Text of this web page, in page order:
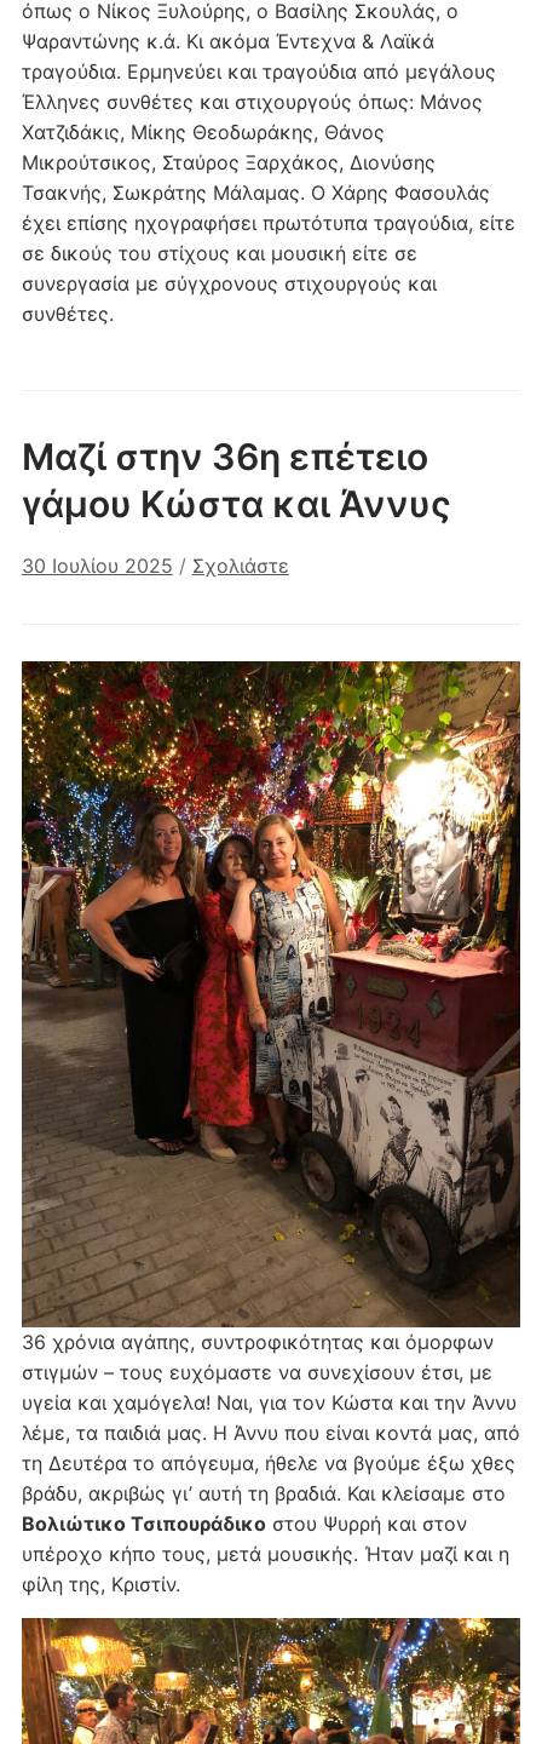
όπως ο Νίκος Ξυλούρης, ο Βασίλης Σκουλάς, ο
Ψαραντώνης κ.ά. Κι ακόμα Έντεχνα & Λαϊκά
τραγούδια. Ερμηνεύει και τραγούδια από μεγάλους
Έλληνες συνθέτες και στιχουργούς όπως: Μάνος
Χατζιδάκις, Μίκης Θεοδωράκης, Θάνος
Μικρούτσικος, Σταύρος Ξαρχάκος, Διονύσης
Τσακνής, Σωκράτης Μάλαμας. Ο Χάρης Φασουλάς
έχει επίσης ηχογραφήσει πρωτότυπα τραγούδια, είτε
σε δικούς του στίχους και μουσική είτε σε
συνεργασία με σύγχρονους στιχουργούς και
συνθέτες.
Μαζί στην 36η επέτειο
γάμου Κώστα και Άννυς
30 Ιουλίου 2025 / Σχολιάστε
36 χρόνια αγάπης, συντροφικότητας και όμορφων
στιγμών – τους ευχόμαστε να συνεχίσουν έτσι, με
υγεία και χαμόγελα! Ναι, για τον Κώστα και την Άννυ
λέμε, τα παιδιά μας. Η Άννυ που είναι κοντά μας, από
τη Δευτέρα το απόγευμα, ήθελε να βγούμε έξω χθες
βράδυ, ακριβώς γι’ αυτή τη βραδιά. Και κλείσαμε στο
Βολιώτικο Τσιπουράδικοστου Ψυρρή και στον
υπέροχο κήπο τους, μετά μουσικής. Ήταν μαζί και η
φίλη της, Κριστίν.